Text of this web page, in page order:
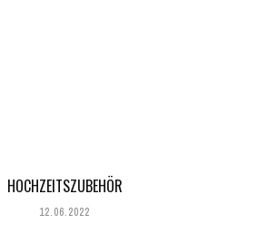
HOCHZEITSZUBEHÖR
12.06.2022